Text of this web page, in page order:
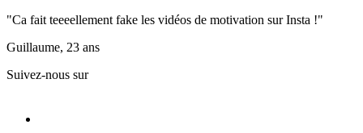
"Ca fait teeeellement fake les vidéos de motivation sur Insta !"
Guillaume, 23 ans
Suivez-nous sur